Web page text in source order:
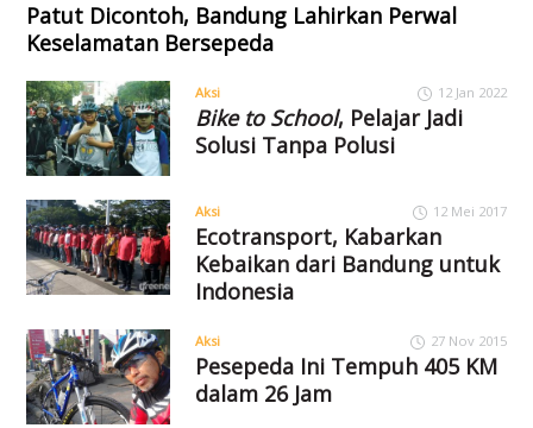
Patut Dicontoh, Bandung Lahirkan Perwal
Keselamatan Bersepeda
Aksi 12 Jan 2022
Bike to School, Pelajar Jadi
Solusi Tanpa Polusi
Aksi 12 Mei 2017
Ecotransport, Kabarkan
Kebaikan dari Bandung untuk
Indonesia
Aksi 27 Nov 2015
Pesepeda Ini Tempuh 405 KM
dalam 26 Jam